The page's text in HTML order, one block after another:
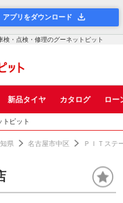
アプリをダウンロード
・点検・修理のグーネットピット
新品タイヤ カタログ ロー
ピット
県 名古屋市中区 ＰＩＴステ